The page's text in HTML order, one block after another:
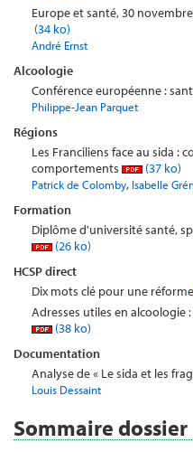
Europe et santé, 30
(34 ko)
André Ernst
Alcoologie
Conférence européenne :
Philippe-Jean Parquet
Régions
Les Franciliens face au sida :
comportements
(37 ko)
Patrick de Colomby, Isabelle
Formation
Diplôme d'université santé,
(26 ko)
HCSP direct
Dix mots clé pour une réforme
Adresses utiles en
(38 ko)
Documentation
Analyse de « Le sida et les
Louis Dessaint
Sommaire dossier